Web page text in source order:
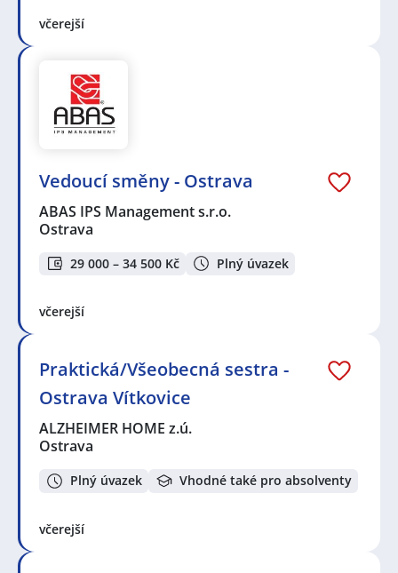
včerejší
Vedoucí směny - Ostrava
ABAS IPS Management s.r.o.
Ostrava
29 000 – 34 500 Kč Plný úvazek
včerejší
Praktická/Všeobecná sestra -
Ostrava Vítkovice
ALZHEIMER HOME z.ú.
Ostrava
Plný úvazek Vhodné také pro absolventy
včerejší